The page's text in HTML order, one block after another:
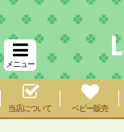
メニュー
当店について ベビー販売